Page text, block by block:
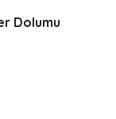
Dolumu